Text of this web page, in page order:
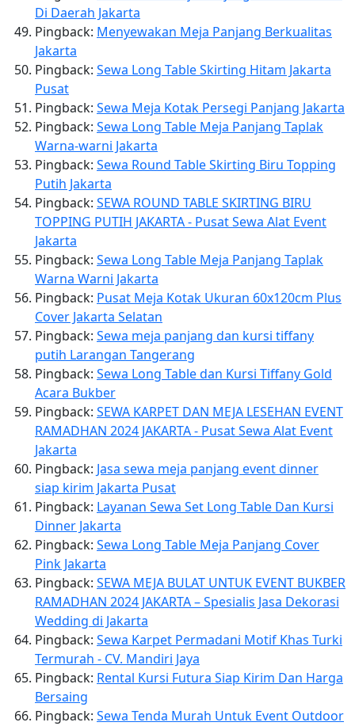
Di Daerah Jakarta
Pingback: Menyewakan Meja Panjang Berkualitas
Jakarta
Pingback: Sewa Long Table Skirting Hitam Jakarta
Pusat
Pingback: Sewa Meja Kotak Persegi Panjang Jakarta
Pingback: Sewa Long Table Meja Panjang Taplak
Warna-warni Jakarta
Pingback: Sewa Round Table Skirting Biru Topping
Putih Jakarta
Pingback: SEWA ROUND TABLE SKIRTING BIRU
TOPPING PUTIH JAKARTA - Pusat Sewa Alat Event
Jakarta
Pingback: Sewa Long Table Meja Panjang Taplak
Warna Warni Jakarta
Pingback: Pusat Meja Kotak Ukuran 60x120cm Plus
Cover Jakarta Selatan
Pingback: Sewa meja panjang dan kursi tiffany
putih Larangan Tangerang
Pingback: Sewa Long Table dan Kursi Tiffany Gold
Acara Bukber
Pingback: SEWA KARPET DAN MEJA LESEHAN EVENT
RAMADHAN 2024 JAKARTA - Pusat Sewa Alat Event
Jakarta
Pingback: Jasa sewa meja panjang event dinner
siap kirim Jakarta Pusat
Pingback: Layanan Sewa Set Long Table Dan Kursi
Dinner Jakarta
Pingback: Sewa Long Table Meja Panjang Cover
Pink Jakarta
Pingback: SEWA MEJA BULAT UNTUK EVENT BUKBER
RAMADHAN 2024 JAKARTA – Spesialis Jasa Dekorasi
Wedding di Jakarta
Pingback: Sewa Karpet Permadani Motif Khas Turki
Termurah - CV. Mandiri Jaya
Pingback: Rental Kursi Futura Siap Kirim Dan Harga
Bersaing
Pingback: Sewa Tenda Murah Untuk Event Outdoor